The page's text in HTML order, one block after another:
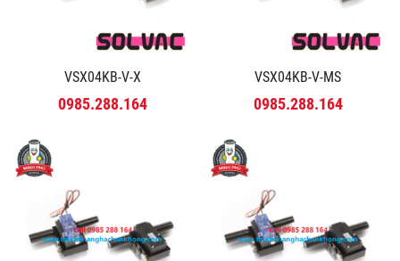
VSX04KB-V-X
0985.288.164
VSX04KB-V-MS
0985.288.164